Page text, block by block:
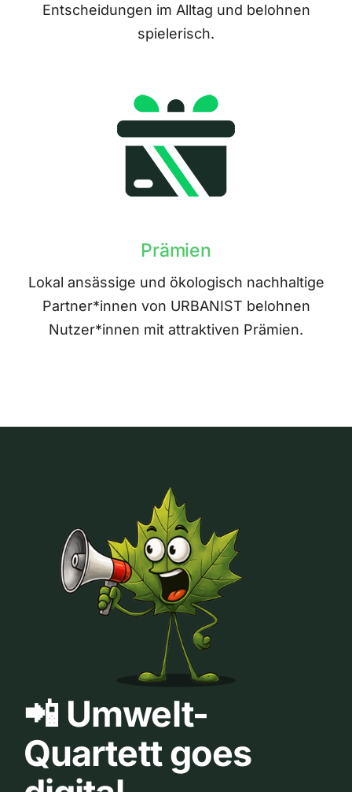
Entscheidungen im Alltag und belohnen
spielerisch.
Prämien
Lokal ansässige und ökologisch nachhaltige
Partner*innen von URBANIST belohnen
Nutzer*innen mit attraktiven Prämien.
📲 Umwelt-
Quartett goes